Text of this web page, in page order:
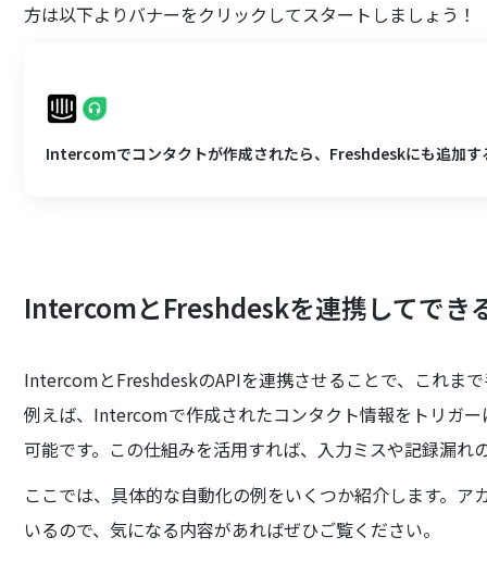
方は以下よりバナーをクリックしてスタートしましょう！
Intercomでコンタクトが作成されたら、Freshdeskにも追加す
IntercomとFreshdeskを連携してでき
IntercomとFreshdeskのAPIを連携させることで、これま
例えば、Intercomで作成されたコンタクト情報をトリガ
可能です。この仕組みを活用すれば、入力ミスや記録漏
ここでは、具体的な自動化の例をいくつか紹介します。
いるので、気になる内容があればぜひご覧ください。